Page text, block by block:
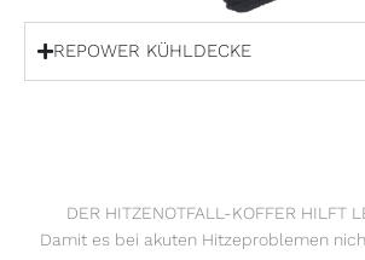
REPOWER KÜHLDECKE
DER HITZENOTFALL-KOFFER HILFT
Damit es bei akuten Hitzeproblemen